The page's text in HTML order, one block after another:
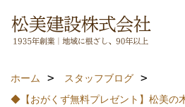
ホーム
スタッフブログ
◆【おがくず無料プレゼント】松美の